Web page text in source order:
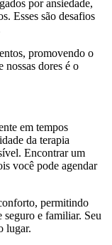
por ansiedade,
Esses são desafios
promovendo o
nossas dores é o
em tempos
da terapia
Encontrar um
você pode agendar
permitindo
seguro e familiar. Seu
lugar.